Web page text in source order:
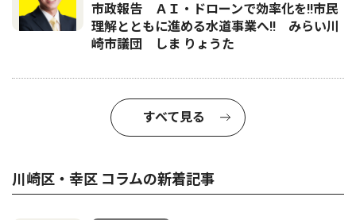
市政報告 ＡＩ・ドローンで効率化を!!市民
理解とともに進める水道事業へ!! みらい川
崎市議団 しま りょうた
すべて見る
川崎区・幸区 コラムの新着記事